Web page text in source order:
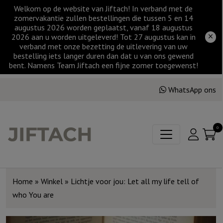
Welkom op de website van Jiftach! In verband met de
zomervakantie zullen bestellingen die tussen 5 en 14
augustus 2026 worden geplaatst, vanaf 18 augustus
2026 aan u worden uitgeleverd! Tot 27 augustus kan in
verband met onze bezetting de uitlevering van uw
bestelling iets langer duren dan dat u van ons gewend
bent. Namens Team Jiftach een fijne zomer toegewenst!
WhatsApp ons
0
Home » Winkel » Lichtje voor jou: Let all my life tell of
who You are